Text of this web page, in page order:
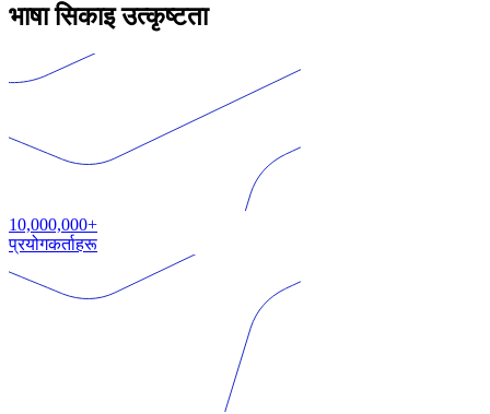
भाषा सिकाइ उत्कृष्टता
10,000,000+
प्रयोगकर्ताहरू